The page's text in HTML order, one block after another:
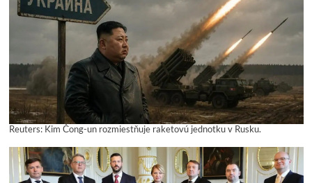
Reuters: Kim Čong-un rozmiestňuje raketovú jednotku v Rusku.